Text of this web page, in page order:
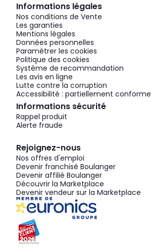
Informations légales
Nos conditions de Vente
Les garanties
Mentions légales
Données personnelles
Paramétrer les cookies
Politique des cookies
Système de recommandation
Les avis en ligne
Lutte contre la corruption
Accessibilité : partiellement conforme
Informations sécurité
Rappel produit
Alerte fraude
Rejoignez-nous
Nos offres d'emploi
Devenir franchisé Boulanger
Devenir affilié Boulanger
Découvrir la Marketplace
Devenir vendeur sur la Marketplace